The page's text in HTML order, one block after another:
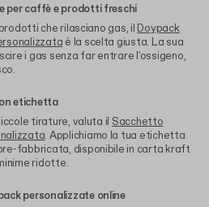
per caffè e prodotti freschi
che rilasciano gas, il Doypack
è la scelta giusta. La sua
i gas senza far entrare l'ossigeno,
etichetta
tirature, valuta il Sacchetto
. Applichiamo la tua etichetta
fabbricata, disponibile in carta kraft
ridotte.
personalizzate online